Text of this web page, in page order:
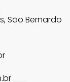
São Bernardo